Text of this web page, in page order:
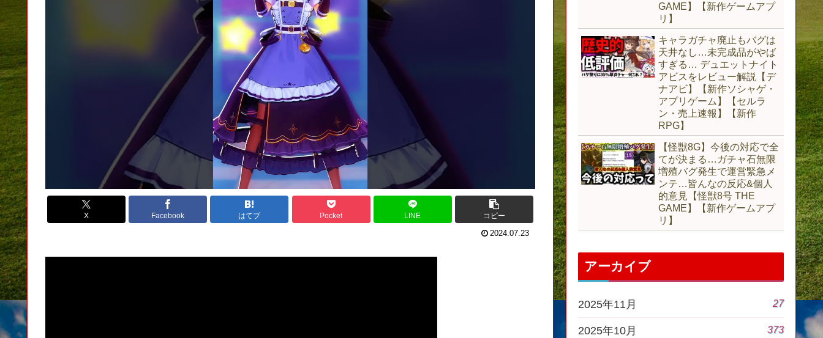
X Facebook はてブ Pocket LINE コピー
2024.07.23
GAME】【新作ゲームアプ
リ】
キャラガチャ廃止もバグは
天井なし…未完成品がやば
すぎる… デュエットナイト
アビスをレビュー解説【デ
ナアビ】【新作ソシャゲ・
アプリゲーム】【セルラ
ン・売上速報】【新作
RPG】
【怪獣8G】今後の対応で全
てが決まる…ガチャ石無限
増殖バグ発生で運営緊急メ
ンテ…皆んなの反応&個人
的意見【怪獣8号 THE
GAME】【新作ゲームアプ
リ】
アーカイブ
2025年11月 27
2025年10月 373